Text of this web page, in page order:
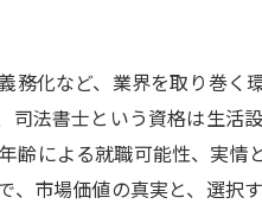
務化など、業界を取り巻く
法書士という資格は生活
齢による就職可能性、実情
市場価値の真実と、選択